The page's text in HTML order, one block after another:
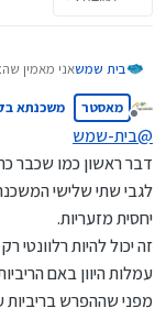
בית שמשאני מאמין
הרי כיום
שהריביות
מצטמצם כבר
שנה-
אלפי שקלים!!!
אשמח
מנותק
מאסטר משכנתא
@בית-שמש
דבר ראשון כמו שכבר
לגבי שתי שלישי
יחסית מזעריות.
זה יכול להיות
עמלות היוון באם